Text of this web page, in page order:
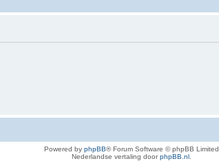
Powered by phpBB® Forum Software © phpBB Limited
Nederlandse vertaling doorphpBB.nl